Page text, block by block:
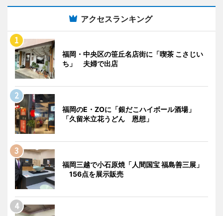
アクセスランキング
福岡・中央区の笹丘名店街に「喫茶 こさじい
ち」 夫婦で出店
福岡のE・ZOに「銀だこハイボール酒場」
「久留米立花うどん 恩想」
福岡三越で小石原焼「人間国宝 福島善三展」
156点を展示販売